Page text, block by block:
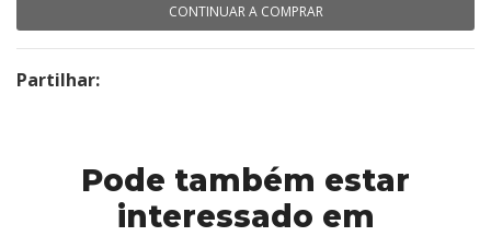
CONTINUAR A COMPRAR
Partilhar:
Pode também estar
interessado em